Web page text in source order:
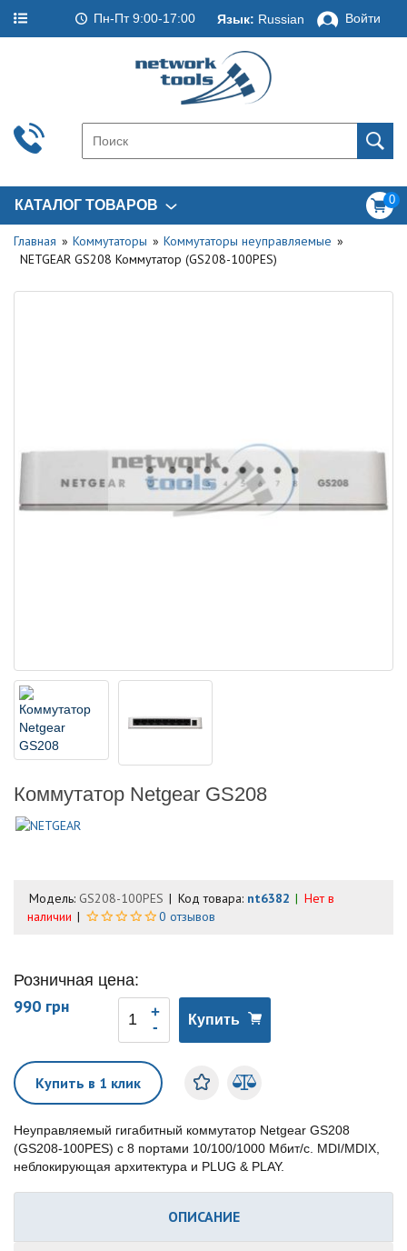
Пн-Пт 9:00-17:00 Язык: Russian Войти
КАТАЛОГ ТОВАРОВ 0
Главная Коммутаторы
Коммутаторы неуправляемые
NETGEAR GS208 Коммутатор (GS208-100PES)
Коммутатор Netgear GS208
Модель: GS208-100PES Код товара: nt6382
Нет в
наличии
0 отзывов
Розничная цена:
990 грн
Купить
Купить в 1 клик
Неуправляемый гигабитный коммутатор Netgear GS208
(GS208-100PES) с 8 портами 10/100/1000 Мбит/с. MDI/MDIX,
неблокирующая архитектура и PLUG & PLAY.
ОПИСАНИЕ